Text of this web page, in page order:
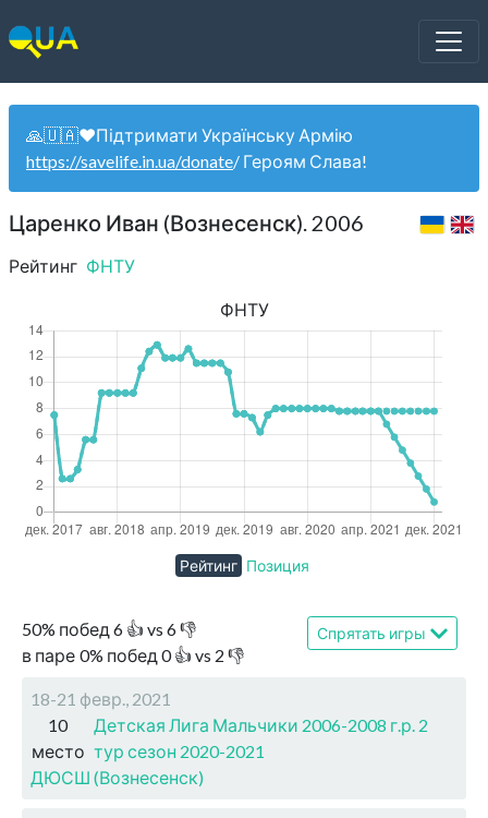
🙏🇺🇦❤️Підтримати Українську Армію
https://savelife.in.ua/donate/ Героям Слава!
Царенко Иван (Вознесенск). 2006
Рейтинг ФНТУ
50% побед 6 👍 vs 6👎
в паре 0% побед 0👍 vs 2 👎
Спрятать игры
18-21 февр., 2021
10
место
Детская Лига Мальчики 2006-2008 г.р. 2
тур сезон 2020-2021
ДЮСШ (Вознесенск)
ФНТУ
Рейтинг Позиция